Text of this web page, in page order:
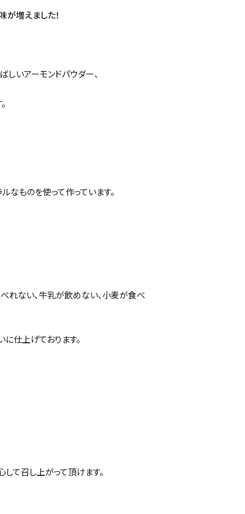
が増えました！
しいアーモンドパウダー、
なものを使って作っています。
れない、牛乳が飲めない、小麦が食べ
仕上げております。
て召し上がって頂けます。